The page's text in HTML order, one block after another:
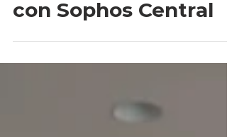
con Sophos Central